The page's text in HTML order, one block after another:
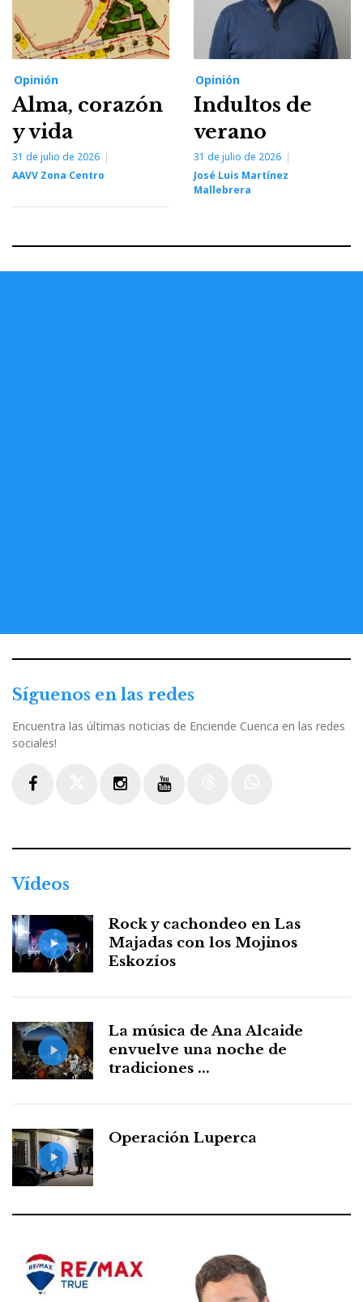
Opinión
Alma, corazón
y vida
31 de julio de 2026
AAVV Zona Centro
Opinión
Indultos de
verano
31 de julio de 2026
José Luis Martínez
Mallebrera
Síguenos en las redes
Encuentra las últimas noticias de Enciende Cuenca en las redes
sociales!
Vídeos
Rock y cachondeo en Las
Majadas con los Mojinos
Eskozíos
La música de Ana Alcaide
envuelve una noche de
tradiciones ...
Operación Luperca